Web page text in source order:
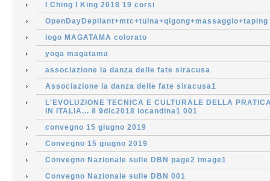
I Ching I King 2018 19 corsi
OpenDayDepilant+mtc+tuina+qigong+massaggio+taping
logo MAGATAMA colorato
yoga magatama
associazione la danza delle fate siracusa
Associazione la danza delle fate siracusa1
L'EVOLUZIONE TECNICA E CULTURALE DELLA
IN ITALIA... 8 9dic2018 locandina1 001
convegno 15 giugno 2019
Convegno 15 giugno 2019
Convegno Nazionale sulle DBN page2 image1
Convegno Nazionale sulle DBN 001